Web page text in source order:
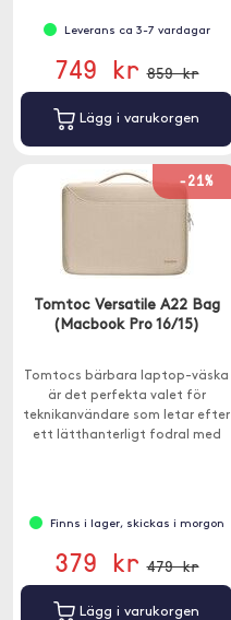
Leverans ca 3-7 vardagar
749 kr 859 kr
Lägg i varukorgen
-21%
Tomtoc Versatile A22 Bag
(Macbook Pro 16/15)
Tomtocs bärbara laptop-väska
är det perfekta valet för
teknikanvändare som letar efter
ett lätthanterligt fodral med
Finns i lager, skickas i morgon
379 kr 479 kr
Lägg i varukorgen